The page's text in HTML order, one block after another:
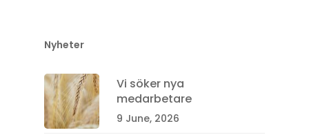
Nyheter
Vi söker nya
medarbetare
9 June, 2026